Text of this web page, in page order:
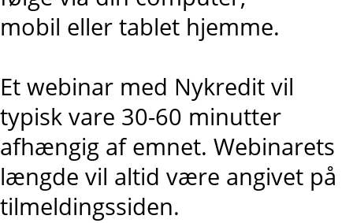
mobil eller tablet hjemme.
Et webinar med Nykredit vil
typisk vare 30-60 minutter
afhængig af emnet. Webinarets
længde vil altid være angivet på
tilmeldingssiden.